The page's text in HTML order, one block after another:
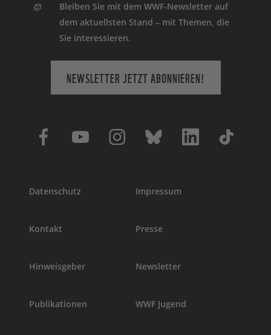
Bleiben Sie mit dem WWF-Newsletter auf
dem aktuellsten Stand – mit Themen, die
Sie interessieren.
NEWSLETTER JETZT ABONNIEREN!
Datenschutz Impressum
Kontakt Presse
Hinweisgeber Newsletter
Publikationen WWF Jugend